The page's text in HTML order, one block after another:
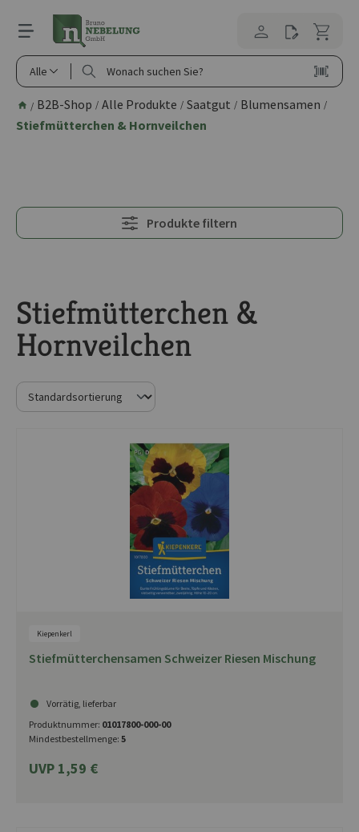
springen
Alle
/ B2B-Shop / Alle Produkte / Saatgut / Blumensamen /
Stiefmütterchen & Hornveilchen
Produkte filtern
Stiefmütterchen &
Hornveilchen
Kiepenkerl
Stiefmütterchensamen Schweizer Riesen Mischung
Vorrätig, lieferbar
Produktnummer: 01017800-000-00
Mindestbestellmenge: 5
UVP 1,59 €